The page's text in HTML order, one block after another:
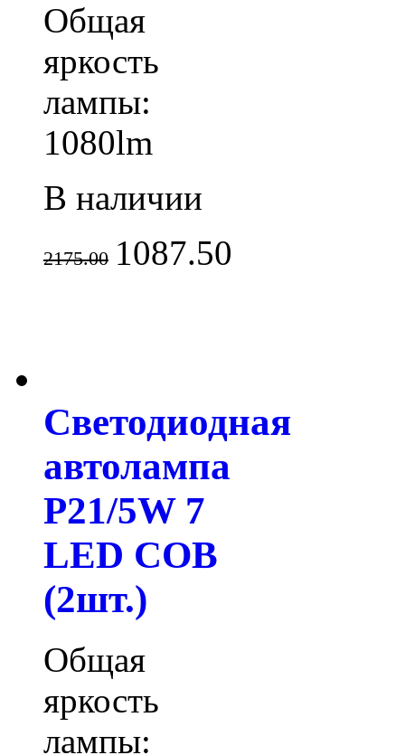
Общая
яркость
лампы:
1080lm
В наличии
2175.00 1087.50
Светодиодная
автолампа
P21/5W 7
LED СOB
(2шт.)
Общая
яркость
лампы: